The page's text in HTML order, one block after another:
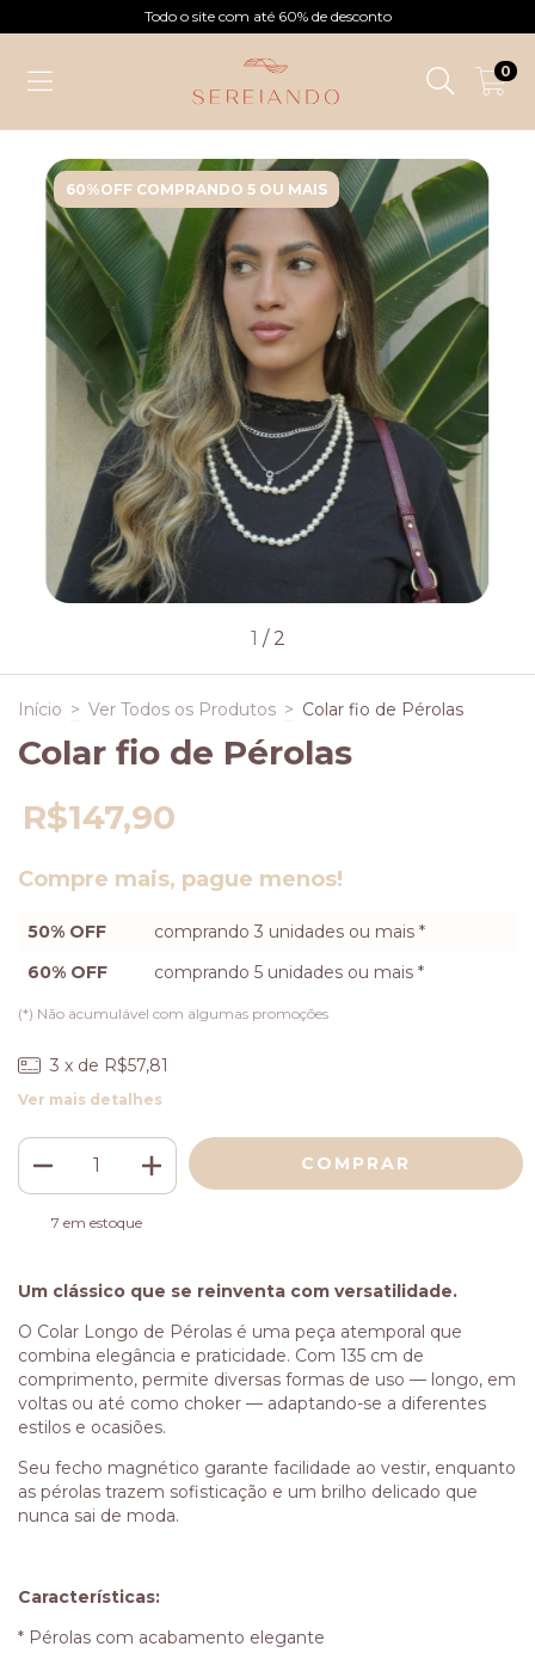
Todo o site com até 60% de desconto
0
60%OFF COMPRANDO 5 OU MAIS
1 / 2
Início > Ver Todos os Produtos > Colar fio de Pérolas
Colar fio de Pérolas
R$147,90
Compre mais, pague menos!
50% OFF
comprando 3 unidades ou mais *
60% OFF
comprando 5 unidades ou mais *
(*) Não acumulável com algumas promoções
3 x de R$57,81
Ver mais detalhes
7 em estoque
Um clássico que se reinventa com versatilidade.
O Colar Longo de Pérolas é uma peça atemporal que
combina elegância e praticidade. Com 135 cm de
comprimento, permite diversas formas de uso — longo, em
voltas ou até como choker — adaptando-se a diferentes
estilos e ocasiões.
Seu fecho magnético garante facilidade ao vestir, enquanto
as pérolas trazem sofisticação e um brilho delicado que
nunca sai de moda.
Características:
* Pérolas com acabamento elegante